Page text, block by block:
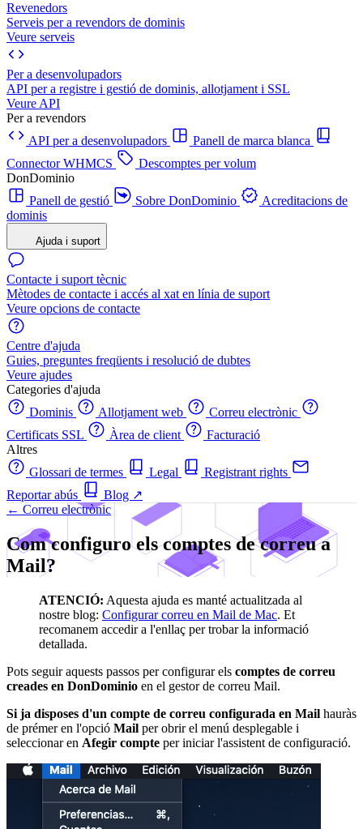
Revenedors
Serveis per a revendors de dominis
Veure serveis
Per a desenvolupadors
API per a registre i gestió de dominis, allotjament i SSL
Veure API
Per a revendors
API per a desenvolupadors
Panell de marca blanca
Connector WHMCS
Descomptes per volum
DonDominio
Panell de gestió
Sobre DonDominio
Acreditacions de
dominis
Ajuda i suport
Contacte i suport tècnic
Mètodes de contacte i accés al xat en línia de suport
Veure opcions de contacte
Centre d'ajuda
Guies, preguntes freqüents i resolució de dubtes
Veure ajudes
Categories d'ajuda
Dominis
Allotjament web
Correu electrònic
Certificats SSL
Àrea de client
Facturació
Altres
Glossari de termes
Legal
Registrant rights
Reportar abús
Blog ↗
← Correu electrònic
Com configuro els comptes de correu a
Mail?
ATENCIÓ: Aquesta ajuda es manté actualitzada al
nostre blog: Configurar correu en Mail de Mac. Et
recomanem accedir a l'enllaç per trobar la informació
detallada.
Pots seguir aquests passos per configurar els comptes de correu
creades en DonDominio en el gestor de correu Mail.
Si ja disposes d'un compte de correu configurada en Mail hauràs
de prémer en l'opció Mail per obrir el menú desplegable i
seleccionar en Afegir compte per iniciar l'assistent de configuració.